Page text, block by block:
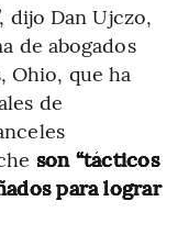
dijo Dan Ujczo,
de abogados
Ohio, que ha
de
son “tácticos
para lograr